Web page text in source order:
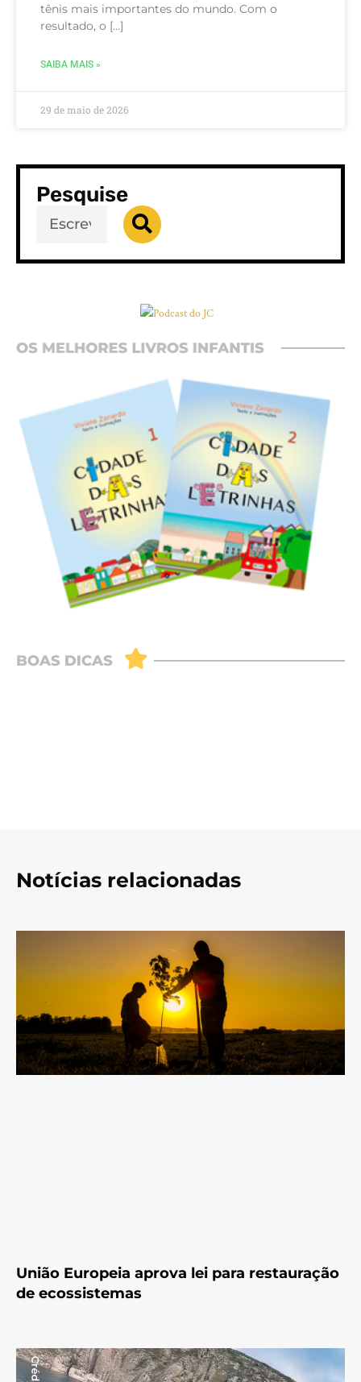
tênis mais importantes do mundo. Com o
resultado, o […]
SAIBA MAIS »
29 de maio de 2026
Pesquise
Notícias relacionadas
União Europeia aprova lei para restauração
de ecossistemas